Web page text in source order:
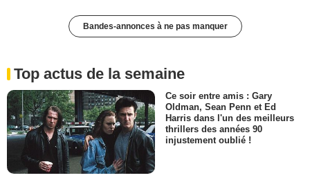
Bandes-annonces à ne pas manquer
Top actus de la semaine
Ce soir entre amis : Gary
Oldman, Sean Penn et Ed
Harris dans l'un des meilleurs
thrillers des années 90
injustement oublié !